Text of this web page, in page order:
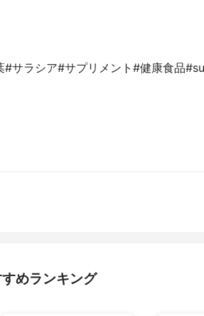
サラシア#サプリメント#健康食品
めランキング